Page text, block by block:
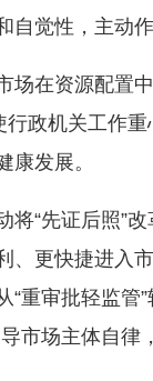
自觉性，主动
在资源配置中
行政机关工作
康发展。
先证后照”改
、更快捷进入
重审批轻监管
市场主体自